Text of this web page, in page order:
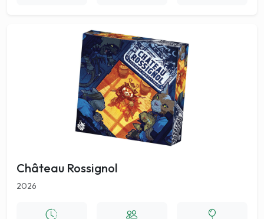
Château Rossignol
2026